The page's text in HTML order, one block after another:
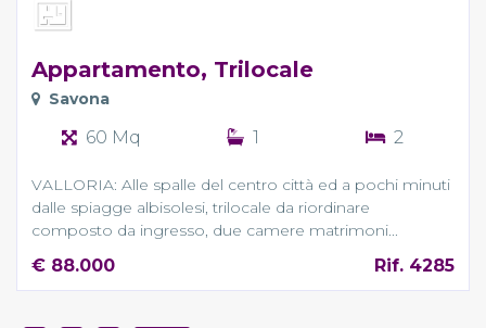
Appartamento, Trilocale
Savona
60 Mq 1 2
VALLORIA: Alle spalle del centro città ed a pochi minuti
dalle spiagge albisolesi, trilocale da riordinare
composto da ingresso, due camere matrimoni...
€ 88.000 Rif. 4285